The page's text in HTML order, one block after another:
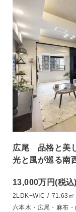
広尾 品格と美
光と風が巡る南
13,000万円(税込)
2LDK+WIC / 71.63㎡
六本木・広尾・麻布